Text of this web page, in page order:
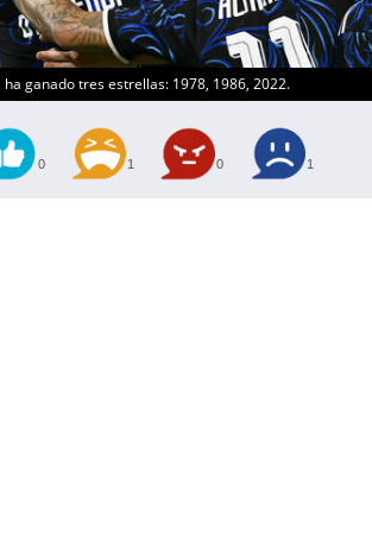
ganado tres estrellas: 1978, 1986, 2022.
0 1 0 1